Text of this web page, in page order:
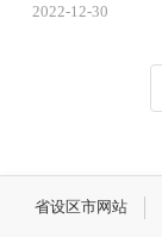
2022-12-30
省设区市网站